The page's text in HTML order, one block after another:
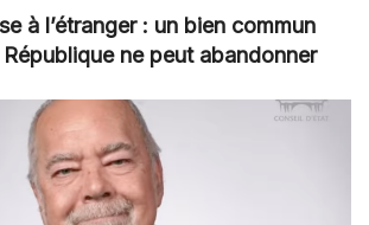
à l’étranger : un bien commun
ne peut abandonner